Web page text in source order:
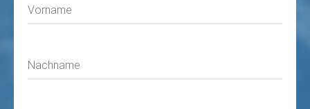
Vorname
Nachname